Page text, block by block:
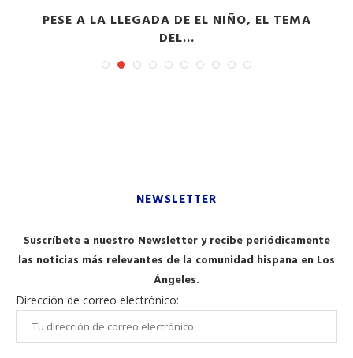
PESE A LA LLEGADA DE EL NIÑO, EL TEMA
DEL...
NEWSLETTER
Suscríbete a nuestro Newsletter y recibe periódicamente
las noticias más relevantes de la comunidad hispana en Los
Ángeles.
Dirección de correo electrónico: